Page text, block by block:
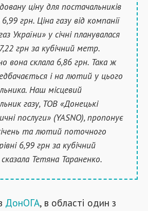
ціну для постачальників
грн. Ціна газу від компанії
України» у січні планувалася
грн за кубічний метр.
вона склала 6,86 грн. Така ж
і на лютий у цього
Наш місцевий
газу, ТОВ «Донецькі
послуги» (YASNO), пропонує
та лютий поточного
6,99 грн за кубічний
Тетяна Тараненко.
ДонОГА, в області один з